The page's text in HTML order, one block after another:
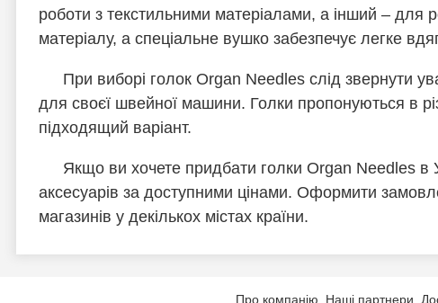
роботи з текстильними матеріалами, а інший –
матеріалу, а спеціальне вушко забезпечує легке
При виборі голок Organ Needles слід звернути
для своєї швейної машини. Голки пропонуються в
підходящий варіант.
Якщо ви хочете придбати голки Organ Needles в
аксесуарів за доступними цінами. Оформити
магазинів у декількох містах країни.
Про компанію Наші партнери